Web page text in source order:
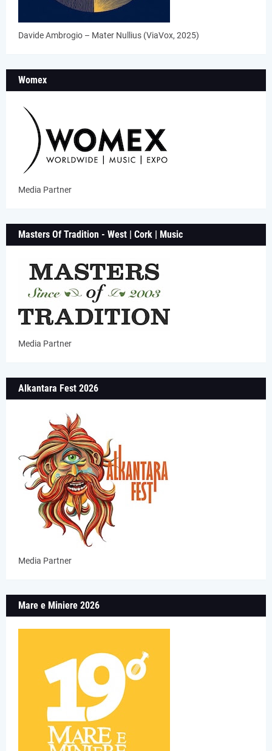
Davide Ambrogio – Mater Nullius (ViaVox, 2025)
Womex
Media Partner
Masters Of Tradition - West | Cork | Music
Media Partner
Alkantara Fest 2026
Media Partner
Mare e Miniere 2026